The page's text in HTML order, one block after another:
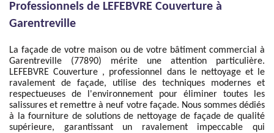
Professionnels de LEFEBVRE Couverture à
Garentreville
La façade de votre maison ou de votre bâtiment commercial à
Garentreville (77890) mérite une attention particulière.
LEFEBVRE Couverture , professionnel dans le nettoyage et le
ravalement de façade, utilise des techniques modernes et
respectueuses de l'environnement pour éliminer toutes les
salissures et remettre à neuf votre façade. Nous sommes dédiés
à la fourniture de solutions de nettoyage de façade de qualité
supérieure, garantissant un ravalement impeccable qui